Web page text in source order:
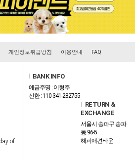
개인정보취급방침 이용안내 FAQ
of
l BANK INFO
예금주명 : 이형주
신한 : 110-341-282755
l RETURN &
EXCHANGE
서울시 송파구 송파
동 96-5
해피애견타운